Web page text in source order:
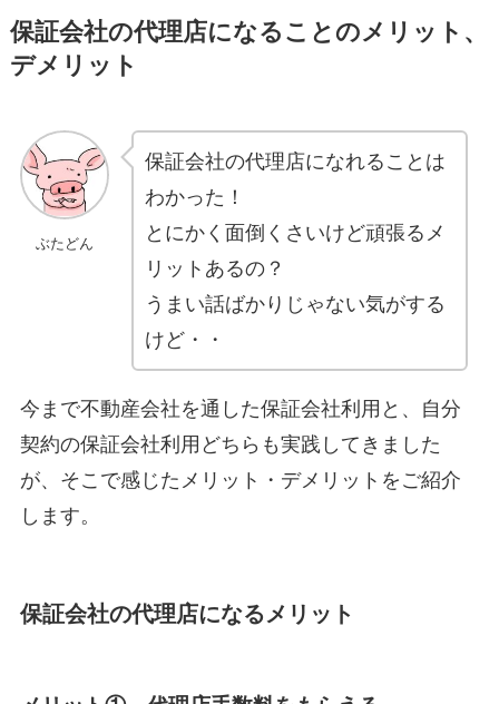
保証会社の代理店になることのメリット、
デメリット
ぶたどん
保証会社の代理店になれることは
わかった！
とにかく面倒くさいけど頑張るメ
リットあるの？
うまい話ばかりじゃない気がする
けど・・
今まで不動産会社を通した保証会社利用と、自分
契約の保証会社利用どちらも実践してきました
が、そこで感じたメリット・デメリットをご紹介
します。
保証会社の代理店になるメリット